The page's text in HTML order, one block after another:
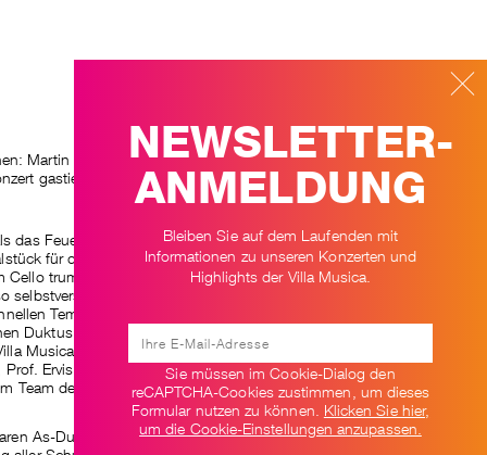
Martin Helmchen und Marie-Elisabeth Hecker
gastieren sie in Schloss Engers.
das Feuerwerk: SchubertsForellenquintett erwies
für den Jahreswechsel. Denn Martin
Cello trumpften in so vollkommener
in ihr Musizieren hinein, als
Tempi, rhyhmisch federnd, klanglich aufs
Duktus, bescherte diese Version des berühmten
Musica einen beglückenden Jahresausklang.
Ervis Gega, und der Vorstandsvorsitzende,
Team der Stiftung für ein sehr erfolgreiches Jahr
As-Dur-Sonate des jungen Schubert und wies
NEWSLETTER-
ANMELDUNG
Bleiben Sie auf dem Laufenden mit
Informationen zu unseren Konzerten und
Highlights der Villa Musica.
Sie müssen im Cookie-Dialog den
reCAPTCHA-Cookies zustimmen, um dieses
Formular nutzen zu können. Klicken Sie hier,
um die Cookie-Einstellungen anzupassen.